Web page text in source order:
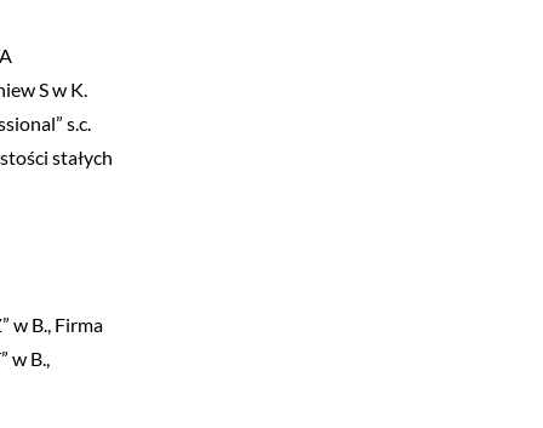
S w K.
s.c.
stałych
w B., Firma
w B.,